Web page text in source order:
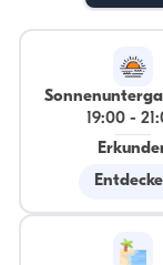
19:00 -